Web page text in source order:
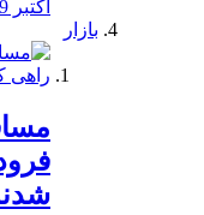
اکتبر 19, 2019
بازار